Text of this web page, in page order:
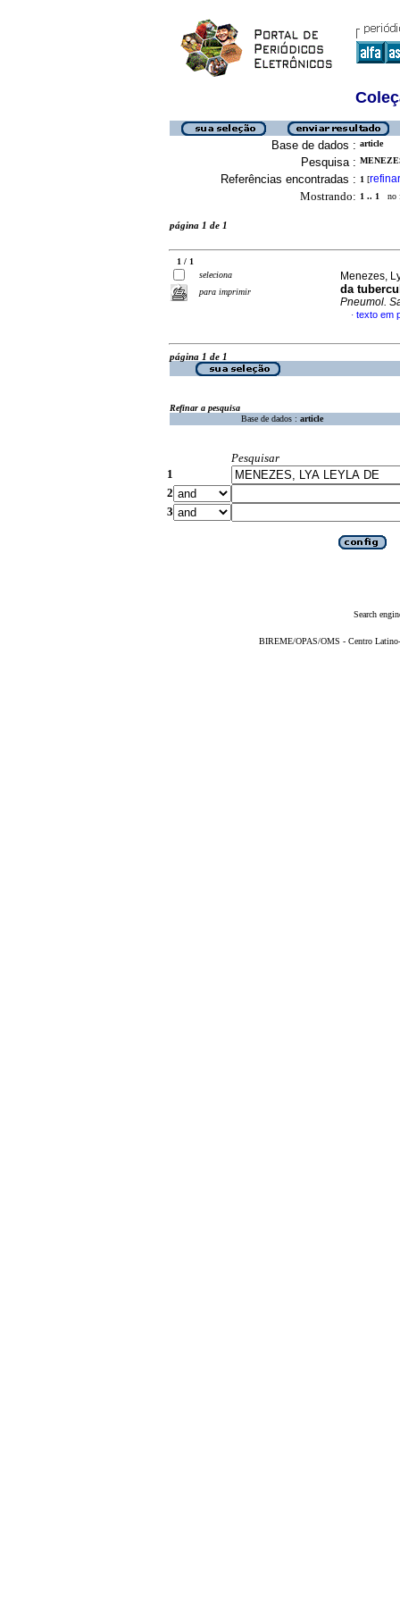
Base de dados : article
Pesquisa :
Referências encontradas : 1 [refinar
Mostrando: 1 .. 1 no
página 1 de 1
1 / 1
seleciona
para imprimir
Menezes,
da
Pneumol.
· texto em
página 1 de 1
Refinar a pesquisa
Base de dados : article
Pesquisar
1
2
3
Search
BIREME/OPAS/OMS - Centro Latino-